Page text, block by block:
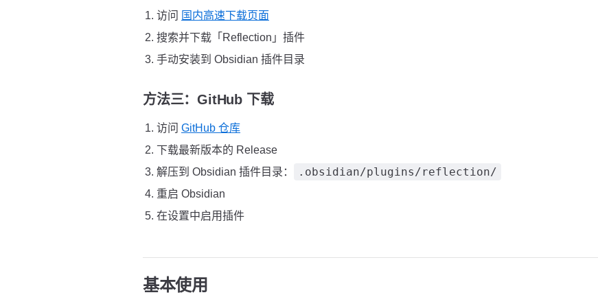
访问 国内高速下载页面
搜索并下载「Reflection」插件
手动安装到 Obsidian 插件目录
方法三：GitHub 下载
访问 GitHub 仓库
下载最新版本的 Release
解压到 Obsidian 插件目录：
.obsidian/plugins/reflection/
重启 Obsidian
在设置中启用插件
基本使用